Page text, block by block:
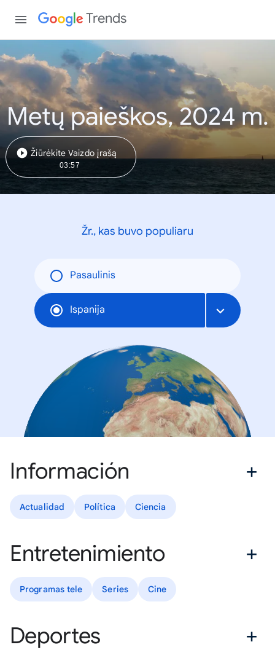
Trends
Metų paieškos, 2024 m.
Žiūrėkite Vaizdo įrašą
03:57
Žr., kas buvo populiaru
Pasaulinis
Ispanija
Información
Actualidad Política Ciencia
Entretenimiento
Programas tele Series Cine
Deportes